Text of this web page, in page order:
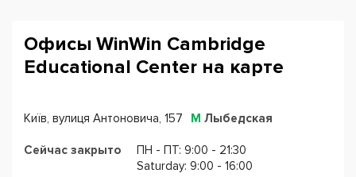
Офисы WinWin Cambridge
Educational Center на карте
Київ, вулиця Антоновича, 157 М Лыбедская
Сейчас закрыто
ПН - ПТ: 9:00 - 21:30
Saturday: 9:00 - 16:00